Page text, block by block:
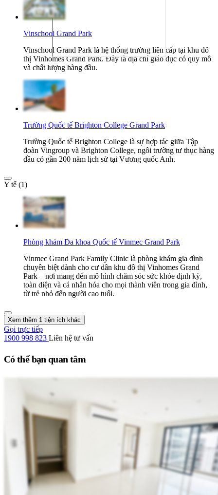
Vinschool Grand Park
Vinschool Grand Park là hệ thống trường liên cấp tại khu đô
thị Vinhomes Grand Park. Đây là địa chỉ giáo dục có quy mô
và chất lượng hàng đầu.
Trường Quốc tế Brighton College Grand Park
Trường Quốc tế Brighton College là sự hợp tác giữa Tập
đoàn Vingroup và Brighton College, ngôi trường tư thục hàng
đầu có gần 200 năm lịch sử tại Vương quốc Anh.
Y tế (1)
Phòng khám Đa khoa Quốc tế Vinmec Grand Park
Vinmec Grand Park Family Clinic là phòng khám gia đình
chuyên biệt dành cho cư dân khu đô thị Vinhomes Grand
Park – nơi mang đến mô hình chăm sóc sức khỏe định kỳ,
toàn diện và cá nhân hóa cho mọi thành viên trong gia đình,
từ trẻ nhỏ đến người cao tuổi.
Xem thêm 1 tiện ích khác
Gọi trực tiếp
1900 998 823 Liên hệ tư vấn
Có thể bạn quan tâm